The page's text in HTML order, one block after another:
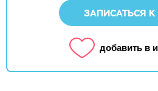
ЗАПИСАТЬСЯ К
добавить в